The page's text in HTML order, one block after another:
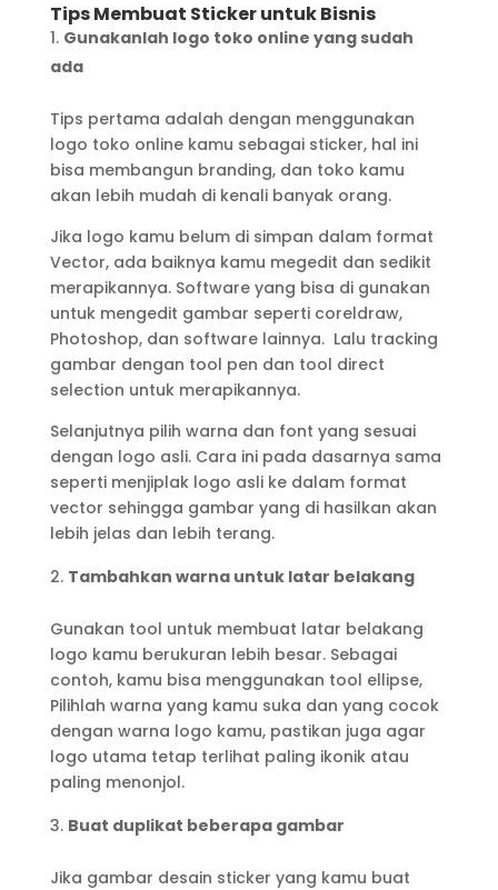
Tips Membuat Sticker untuk Bisnis
Gunakanlah logo toko online yang sudah
ada
Tips pertama adalah dengan menggunakan
logo toko online kamu sebagai sticker, hal ini
bisa membangun branding, dan toko kamu
akan lebih mudah di kenali banyak orang.
Jika logo kamu belum di simpan dalam format
Vector, ada baiknya kamu megedit dan sedikit
merapikannya. Software yang bisa di gunakan
untuk mengedit gambar seperti coreldraw,
Photoshop, dan software lainnya. Lalu tracking
gambar dengan tool pen dan tool direct
selection untuk merapikannya.
Selanjutnya pilih warna dan font yang sesuai
dengan logo asli. Cara ini pada dasarnya sama
seperti menjiplak logo asli ke dalam format
vector sehingga gambar yang di hasilkan akan
lebih jelas dan lebih terang.
Tambahkan warna untuk latar belakang
Gunakan tool untuk membuat latar belakang
logo kamu berukuran lebih besar. Sebagai
contoh, kamu bisa menggunakan tool ellipse,
Pilihlah warna yang kamu suka dan yang cocok
dengan warna logo kamu, pastikan juga agar
logo utama tetap terlihat paling ikonik atau
paling menonjol.
Buat duplikat beberapa gambar
Jika gambar desain sticker yang kamu buat